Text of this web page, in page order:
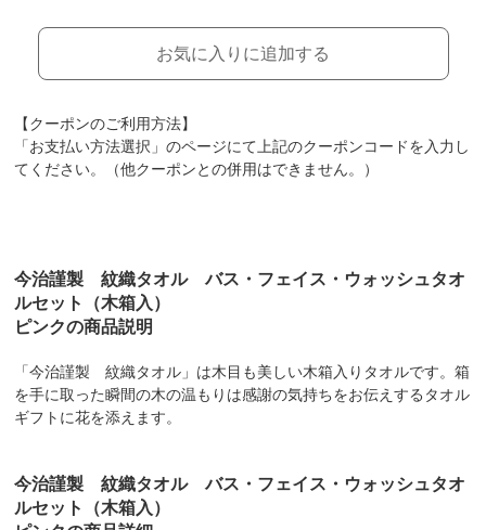
お気に入りに追加する
【クーポンのご利用方法】
「お支払い方法選択」のページにて上記のクーポンコードを入力し
てください。（他クーポンとの併用はできません。）
今治謹製 紋織タオル バス・フェイス・ウォッシュタオ
ルセット（木箱入）
ピンクの商品説明
「今治謹製 紋織タオル」は木目も美しい木箱入りタオルです。箱
を手に取った瞬間の木の温もりは感謝の気持ちをお伝えするタオル
ギフトに花を添えます。
今治謹製 紋織タオル バス・フェイス・ウォッシュタオ
ルセット（木箱入）